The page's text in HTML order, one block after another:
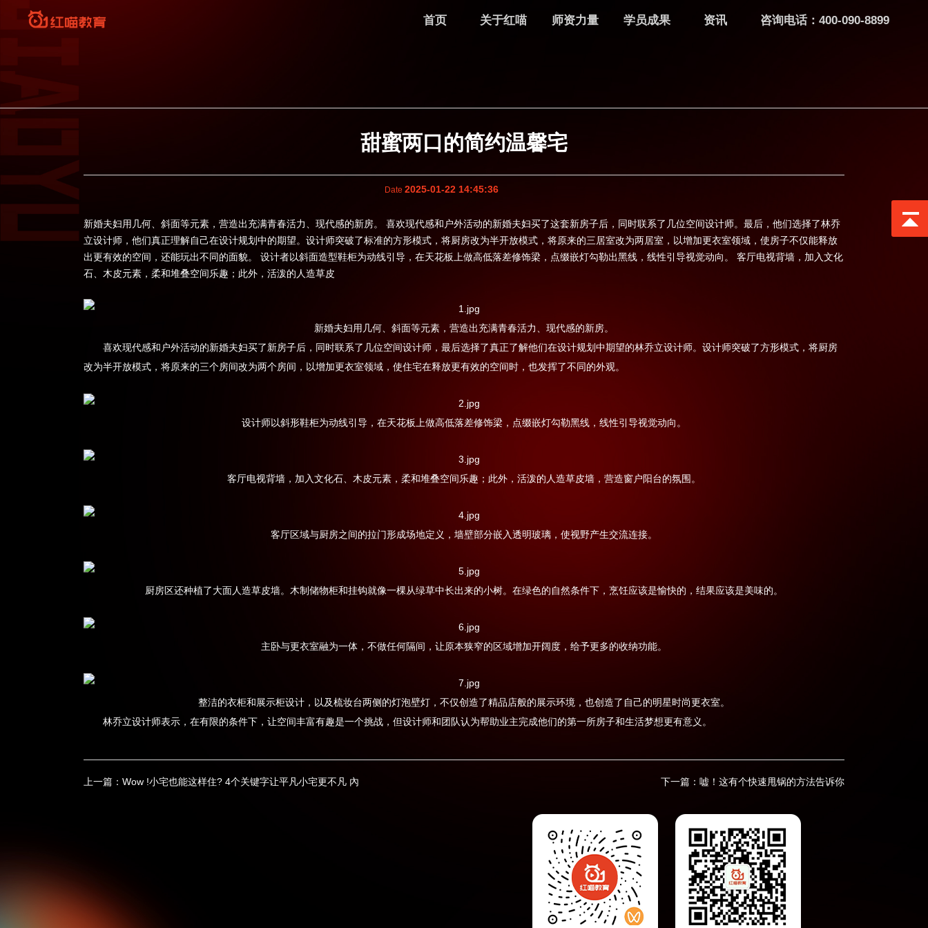
首页 关于红喵 师资力量 学员成果 资讯 咨询电话：400-090-8899
甜蜜两口的简约温馨宅
Date2025-01-22 14:45:36
新婚夫妇用几何、斜面等元素，营造出充满青春活力、现代感的新房。 喜欢现代感和户外活动的新婚夫妇买了这套新房子后，同时联系了几位空间设计师。最后，他们选择了林乔
立设计师，他们真正理解自己在设计规划中的期望。设计师突破了标准的方形模式，将厨房改为半开放模式，将原来的三居室改为两居室，以增加更衣室领域，使房子不仅能释放
出更有效的空间，还能玩出不同的面貌。 设计者以斜面造型鞋柜为动线引导，在天花板上做高低落差修饰梁，点缀嵌灯勾勒出黑线，线性引导视觉动向。 客厅电视背墙，加入文化
石、木皮元素，柔和堆叠空间乐趣；此外，活泼的人造草皮
新婚夫妇用几何、斜面等元素，营造出充满青春活力、现代感的新房。
喜欢现代感和户外活动的新婚夫妇买了新房子后，同时联系了几位空间设计师，最后选择了真正了解他们在设计规划中期望的林乔立设计师。设计师突破了方形模式，将厨房
改为半开放模式，将原来的三个房间改为两个房间，以增加更衣室领域，使住宅在释放更有效的空间时，也发挥了不同的外观。
设计师以斜形鞋柜为动线引导，在天花板上做高低落差修饰梁，点缀嵌灯勾勒黑线，线性引导视觉动向。
客厅电视背墙，加入文化石、木皮元素，柔和堆叠空间乐趣；此外，活泼的人造草皮墙，营造窗户阳台的氛围。
客厅区域与厨房之间的拉门形成场地定义，墙壁部分嵌入透明玻璃，使视野产生交流连接。
厨房区还种植了大面人造草皮墙。木制储物柜和挂钩就像一棵从绿草中长出来的小树。在绿色的自然条件下，烹饪应该是愉快的，结果应该是美味的。
主卧与更衣室融为一体，不做任何隔间，让原本狭窄的区域增加开阔度，给予更多的收纳功能。
整洁的衣柜和展示柜设计，以及梳妆台两侧的灯泡壁灯，不仅创造了精品店般的展示环境，也创造了自己的明星时尚更衣室。
林乔立设计师表示，在有限的条件下，让空间丰富有趣是一个挑战，但设计师和团队认为帮助业主完成他们的第一所房子和生活梦想更有意义。
上一篇： Wow !小宅也能这样住? 4个关键字让平凡小宅更不凡 內 下一篇：嘘！这有个快速甩锅的方法告诉你